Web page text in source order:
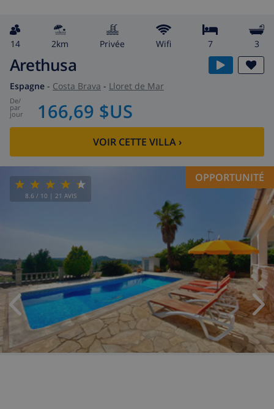
14 2km privée wifi 7 3
Arethusa
Espagne - Costa Brava - Lloret de Mar
de/
par
jour 166,69 $US
VOIR CETTE VILLA›
8.6 / 10 | 21 AVIS
OPPORTUNITÉ